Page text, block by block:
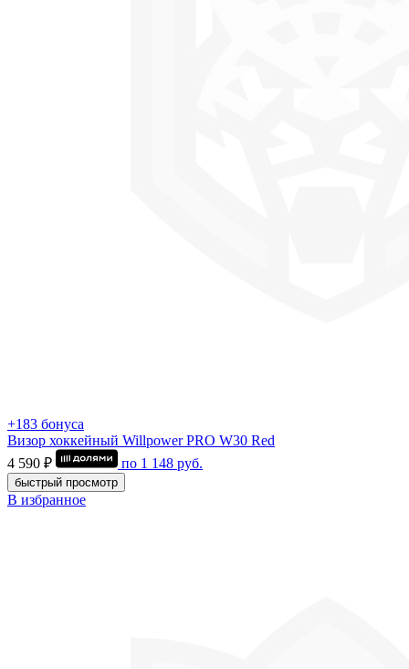
+183 бонуса
Визор хоккейный Willpower PRO W30 Red
4 590 ₽
по 1 148 руб.
быстрый просмотр
В избранное